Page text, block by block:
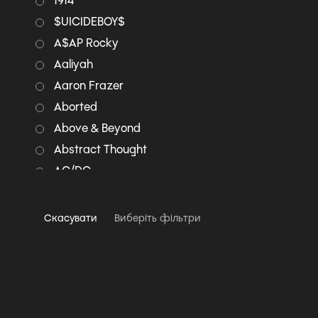
$UICIDEBOY$
A$AP Rocky
Aaliyah
Aaron Frazer
Aborted
Above & Beyond
Abstract Thought
AC/DC
Adam Lambert
Скасувати Виберіть фільтри